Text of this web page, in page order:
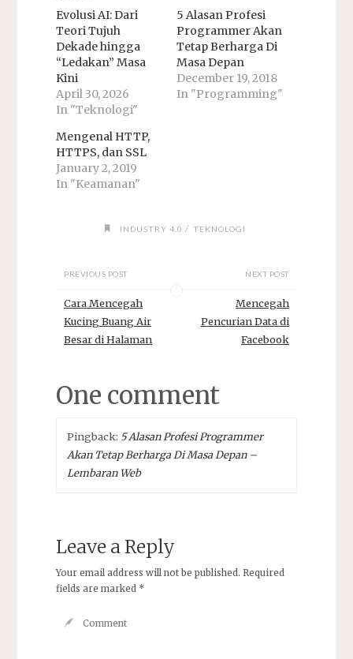
Evolusi AI: Dari
Teori Tujuh
Dekade hingga
“Ledakan” Masa
Kini
April 30, 2026
In "Teknologi"
5 Alasan Profesi
Programmer Akan
Tetap Berharga Di
Masa Depan
December 19, 2018
In "Programming"
Mengenal HTTP,
HTTPS, dan SSL
January 2, 2019
In "Keamanan"
INDUSTRY 4.0 / TEKNOLOGI
PREVIOUS POST
Cara Mencegah
Kucing Buang Air
Besar di Halaman
NEXT POST
Mencegah
Pencurian Data di
Facebook
One comment
Pingback: 5 Alasan Profesi Programmer
Akan Tetap Berharga Di Masa Depan –
Lembaran Web
Leave a Reply
Your email address will not be published. Required
fields are marked *